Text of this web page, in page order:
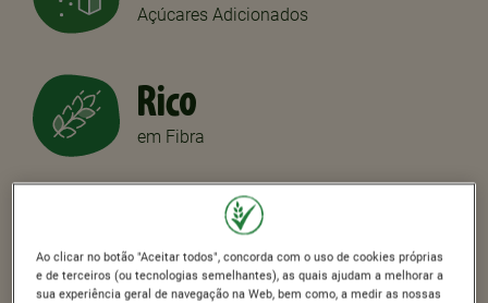
Açúcares Adicionados
Rico
em Fibra
Trigo Integral
Ao clicar no botão "Aceitar todos", concorda com o uso de cookies próprias
e de terceiros (ou tecnologias semelhantes), as quais ajudam a melhorar a
sua experiência geral de navegação na Web, bem como, a medir as nossas